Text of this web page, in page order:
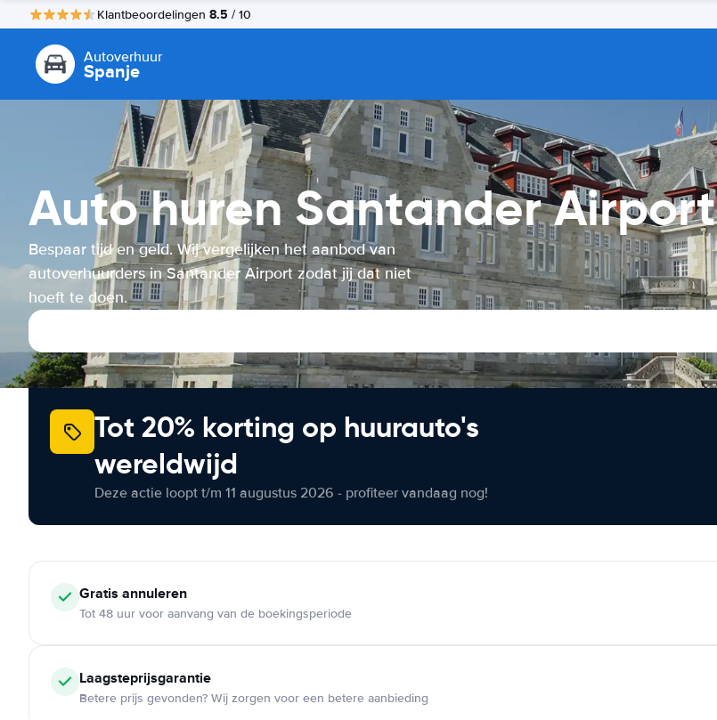
Klantbeoordelingen 8.5 / 10
Autoverhuur
Spanje
Auto huren Santander Airport
Bespaar tijd en geld. Wij vergelijken het aanbod van
autoverhuurders in Santander Airport zodat jij dat niet
hoeft te doen.
Tot 20% korting op huurauto's
wereldwijd
Deze actie loopt t/m 11 augustus 2026 - profiteer vandaag nog!
Gratis annuleren
Tot 48 uur voor aanvang van de boekingsperiode
Laagsteprijsgarantie
Betere prijs gevonden? Wij zorgen voor een betere aanbieding